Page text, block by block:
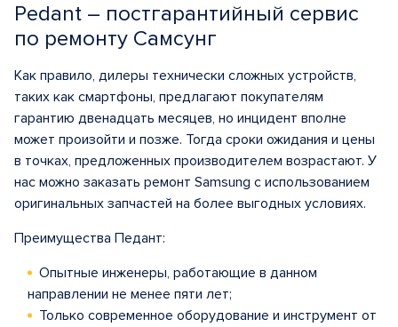
Pedant – постгарантийный сервис
по ремонту Самсунг
Как правило, дилеры технически сложных устройств,
таких как смартфоны, предлагают покупателям
гарантию двенадцать месяцев, но инцидент вполне
может произойти и позже. Тогда сроки ожидания и цены
в точках, предложенных производителем возрастают. У
нас можно заказать ремонт Samsung с использованием
оригинальных запчастей на более выгодных условиях.
Преимущества Педант:
Опытные инженеры, работающие в данном
направлении не менее пяти лет;
Только современное оборудование и инструмент от